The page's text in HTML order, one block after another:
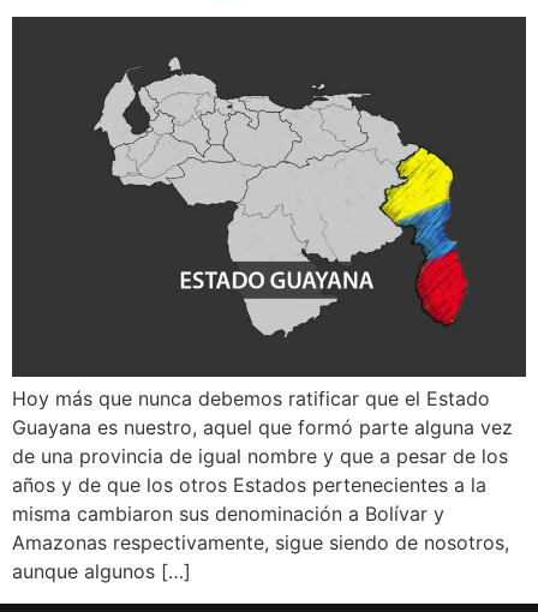
Hoy más que nunca debemos ratificar que el Estado
Guayana es nuestro, aquel que formó parte alguna vez
de una provincia de igual nombre y que a pesar de los
años y de que los otros Estados pertenecientes a la
misma cambiaron sus denominación a Bolívar y
Amazonas respectivamente, sigue siendo de nosotros,
aunque algunos […]